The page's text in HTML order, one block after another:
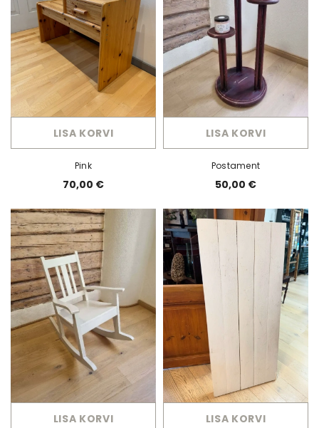
LISA KORVI
Pink
70,00 €
LISA KORVI
Postament
50,00 €
LISA KORVI LISA KORVI